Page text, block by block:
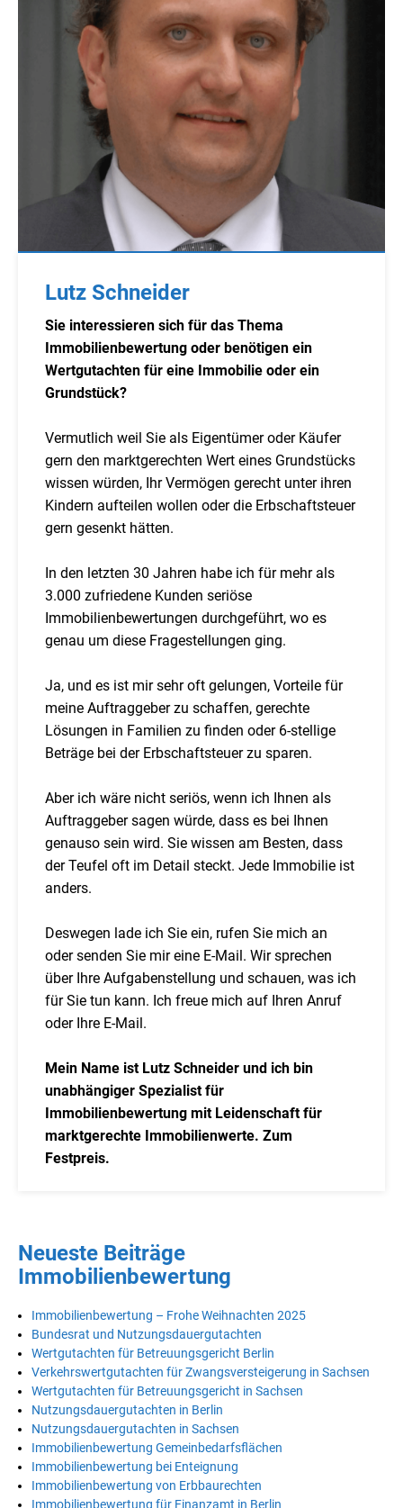
Lutz Schneider
Sie interessieren sich für das Thema
Immobilienbewertung oder benötigen ein
Wertgutachten für eine Immobilie oder ein
Grundstück?
Vermutlich weil Sie als Eigentümer oder Käufer
gern den marktgerechten Wert eines Grundstücks
wissen würden, Ihr Vermögen gerecht unter ihren
Kindern aufteilen wollen oder die Erbschaftsteuer
gern gesenkt hätten.
In den letzten 30 Jahren habe ich für mehr als
3.000 zufriedene Kunden seriöse
Immobilienbewertungen durchgeführt, wo es
genau um diese Fragestellungen ging.
Ja, und es ist mir sehr oft gelungen, Vorteile für
meine Auftraggeber zu schaffen, gerechte
Lösungen in Familien zu finden oder 6-stellige
Beträge bei der Erbschaftsteuer zu sparen.
Aber ich wäre nicht seriös, wenn ich Ihnen als
Auftraggeber sagen würde, dass es bei Ihnen
genauso sein wird. Sie wissen am Besten, dass
der Teufel oft im Detail steckt. Jede Immobilie ist
anders.
Deswegen lade ich Sie ein, rufen Sie mich an
oder senden Sie mir eine E-Mail. Wir sprechen
über Ihre Aufgabenstellung und schauen, was ich
für Sie tun kann. Ich freue mich auf Ihren Anruf
oder Ihre E-Mail.
Mein Name ist Lutz Schneider und ich bin
unabhängiger Spezialist für
Immobilienbewertung mit Leidenschaft für
marktgerechte Immobilienwerte. Zum
Festpreis.
Neueste Beiträge
Immobilienbewertung
Immobilienbewertung – Frohe Weihnachten 2025
Bundesrat und Nutzungsdauergutachten
Wertgutachten für Betreuungsgericht Berlin
Verkehrswertgutachten für Zwangsversteigerung in Sachsen
Wertgutachten für Betreuungsgericht in Sachsen
Nutzungsdauergutachten in Berlin
Nutzungsdauergutachten in Sachsen
Immobilienbewertung Gemeinbedarfsflächen
Immobilienbewertung bei Enteignung
Immobilienbewertung von Erbbaurechten
Immobilienbewertung für Finanzamt in Berlin